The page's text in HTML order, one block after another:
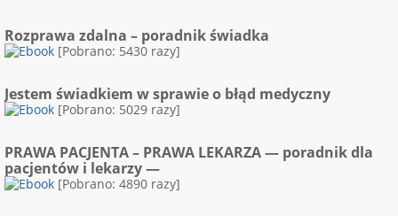
Rozprawa zdalna – poradnik świadka
[Pobrano: 5430 razy]
Jestem świadkiem w sprawie o błąd medyczny
[Pobrano: 5029 razy]
PRAWA PACJENTA – PRAWA LEKARZA — poradnik dla
pacjentów i lekarzy —
[Pobrano: 4890 razy]